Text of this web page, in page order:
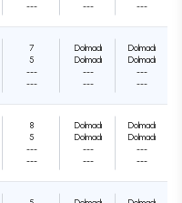
---
---
---
7
5
---
---
Dolmadı
Dolmadı
---
---
Dolmadı
Dolmadı
---
---
8
5
---
---
Dolmadı
Dolmadı
---
---
Dolmadı
Dolmadı
---
---